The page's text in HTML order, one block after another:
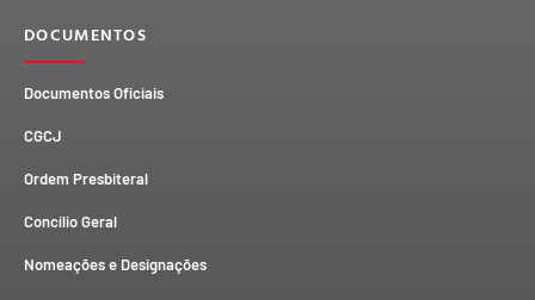
DOCUMENTOS
Documentos Oficiais
CGCJ
Ordem Presbiteral
Concílio Geral
Nomeações e Designações